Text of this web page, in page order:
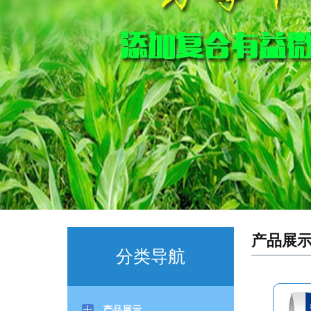
分类导航
产品展